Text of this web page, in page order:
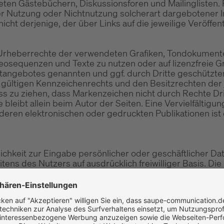
Gästebüchern, Diskussionsforen und
Nutzung oder Nichtnutzung solcherart dargebotener
derjenige, der über Links auf die jeweilige
der verwendeten Grafiken,
und Texte zu nutzen oder auf lizenzfreie
genannten und ggf. durch Dritte
Kennzeichenrechts und den Besitzrechten
zu ziehen, dass Markenzeichen nicht durch Rechte
allein beim Autor der Seiten. Eine
elektronischen oder gedruckten Publikationen
zur Eingabe persönlicher oder geschäftlicher
des Nutzers auf ausdrücklich freiwilliger Basis.
zu betrachten, von dem aus auf diese
nicht, nicht mehr oder nicht vollständig